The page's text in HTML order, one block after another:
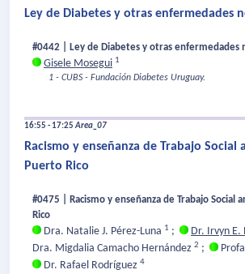
Ley de Diabetes y otras enfermedades
#0442 | Ley de Diabetes y otras enfermedades
Gisele Mosegui 1
1 - CUBS - Fundación Diabetes Uruguay.
16:55 - 17:25Area_07
Racismo y enseñanza de Trabajo Social
Puerto Rico
#0475 | Racismo y enseñanza de Trabajo Social
Rico
Dra. Natalie J. Pérez-Luna 1 ; Dr. Irvyn E.
Dra. Migdalia Camacho Hernández 2 ;
Dr. Rafael Rodríguez 4